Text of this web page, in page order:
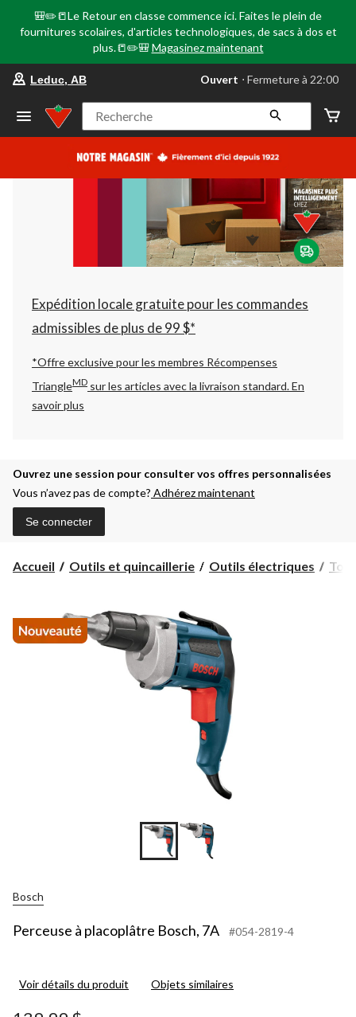
🎒✏️📒Le Retour en classe commence ici. Faites le plein de
fournitures scolaires, d'articles technologiques, de sacs à dos et
plus.📒✏️🎒 Magasinez maintenant
votre
préféré
Leduc,
AB,
courament
Fermeture
à
22:00
cliquer
pour
changer
Leduc, AB Ouvert ⋅ Fermeture à 22:00
Recherche
Expédition locale gratuite pour les commandes
admissibles de plus de 99 $*
*Offre exclusive pour les membres Récompenses
TriangleMD sur les articles avec la livraison standard.En
savoir plus
Ouvrez une session pour consulter vos offres personnalisées
Vous n’avez pas de compte? Adhérez maintenant
Se connecter
Accueil Outils et quincaillerie Outils électriques
Bosch
Perceuse à placoplâtre Bosch, 7A #054-2819-4
Voir détails du produit Objets similaires